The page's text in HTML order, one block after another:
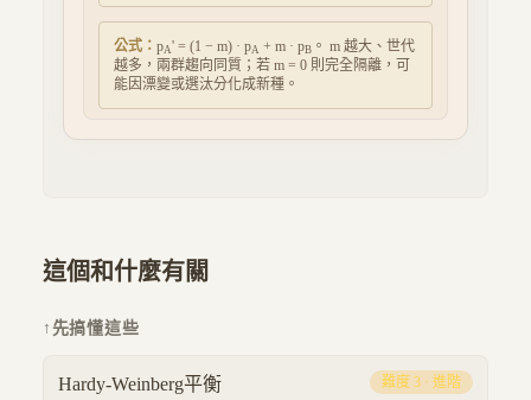
公式： pA' = (1 − m) · pA + m · pB 。 m 越大、世代
越多，兩群趨向同質；若 m = 0 則完全隔離，可
能因漂變或選汰分化成新種。
這個和什麼有關
↑ 先搞懂這些
Hardy-Weinberg平衡 難度 3 · 進階